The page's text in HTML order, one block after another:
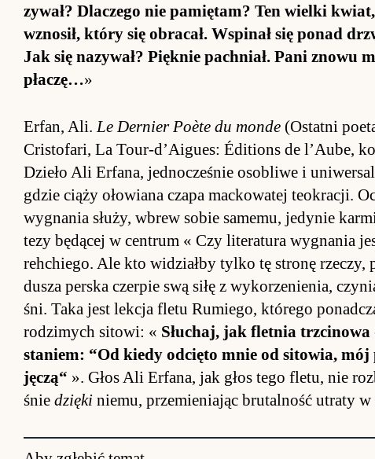
zywał? Dlaczego nie pa­mię­tam? Ten wielki
wznosił, który się ob­ra­cał. Wspinał się po­nad
Jak się na­zywał? Pięk­nie pach­niał. Pani znowu
pła­czę…»
Er­fan, Ali.Le Der­nier Po­ète du monde (Ostatni
Cristo­fari, La To­ur-d’Aigues: Éditions de l’Au­be,
Dzieło Ali Er­fana, jed­nocze­śnie oso­bliwe i
gdzie ciąży ołowiana czapa mac­ko­watej teo­kracji.
wy­gna­nia służy, wbrew so­bie sa­memu, jedynie
tezy będącej w cen­trum « Czy literatura wy­gna­nia
reh­chie­go. Ale kto wi­działby tylko tę stronę rze­czy,
du­sza per­ska czer­pie swą siłę z wy­ko­rze­nie­nia,
śni. Taka jest lek­cja fletu Rumie­go, którego
ro­dzimych si­to­wi: « Słuchaj, jak flet­nia
staniem: “Od kiedy od­cięto mnie od si­to­wia, mój
jęczą“ ». Głos Ali Er­fana, jak głos tego fle­tu, nie
śnie dzięki nie­mu, prze­mie­nia­jąc brutal­ność utraty